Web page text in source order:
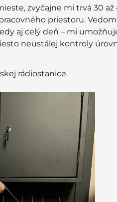
zvyčajne mi trvá 30
priestoru.
aj celý deň – mi
neustálej kontroly
rádiostanice.